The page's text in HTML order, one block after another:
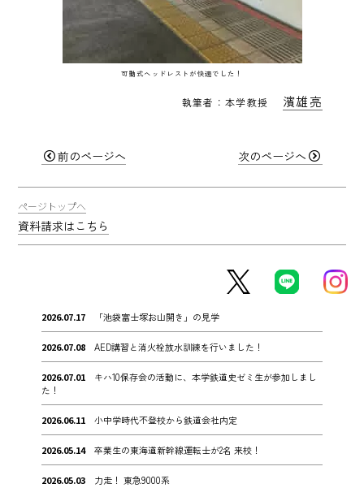
可動式ヘッドレストが快適でした！
執筆者：本学教授 濱雄亮
前のページへ 次のページへ
ページトップへ
資料請求はこちら
2026.07.17 「池袋富士塚お山開き」の見学
2026.07.08 AED講習と消火栓放水訓練を行いました！
2026.07.01
キハ10保存会の活動に、本学鉄道史ゼミ生が参加しまし
た！
2026.06.11 小中学時代不登校から鉄道会社内定
2026.05.14 卒業生の東海道新幹線運転士が2名 来校！
2026.05.03 力走！ 東急9000系